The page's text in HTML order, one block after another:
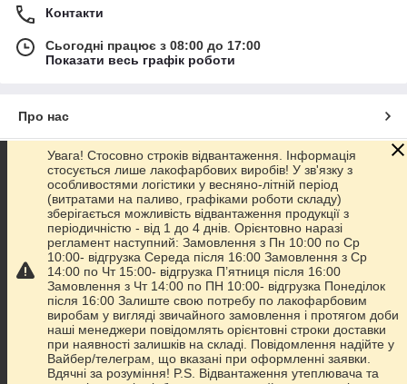
Контакти
Сьогодні працює з 08:00 до 17:00
Показати весь графік роботи
Про нас
Контакти
Доставка та оплата
Графік роботи
Повна версія сайту
Сайт створено на маркетплейсіProm.ua
Увага! Стосовно строків відвантаження. Інформація
стосується лише лакофарбових виробів! У зв'язку з
особливостями логістики у весняно-літній період
(витратами на паливо, графіками роботи складу)
зберігається можливість відвантаження продукції з
періодичністю - від 1 до 4 днів. Орієнтовно наразі
регламент наступний: Замовлення з Пн 10:00 по Ср
10:00- відгрузка Середа після 16:00 Замовлення з Ср
14:00 по Чт 15:00- відгрузка П’ятниця після 16:00
Замовлення з Чт 14:00 по ПН 10:00- відгрузка Понеділок
після 16:00 Залиште свою потребу по лакофарбовим
виробам у вигляді звичайного замовлення і протягом доби
наші менеджери повідомлять орієнтовні строки доставки
при наявності залишків на складі. Повідомлення надійте у
Вайбер/телеграм, що вказані при оформленні заявки.
Вдячні за розуміння! P.S. Відвантаження утеплювача та